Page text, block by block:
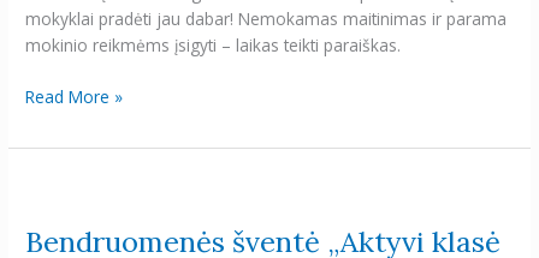
mokyklai pradėti jau dabar! Nemokamas maitinimas ir parama
mokinio reikmėms įsigyti – laikas teikti paraiškas.
Read More »
Bendruomenės šventė „Aktyvi klasė
„Aktyvi